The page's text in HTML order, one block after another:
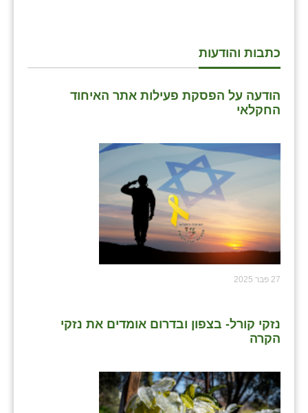
כתבות והודעות
הודעה על הפסקת פעילות אתר האיחוד
החקלאי
27 פבר 2025
נזקי קורל- בצפון ובדרום אומדים את נזקי
הקרה